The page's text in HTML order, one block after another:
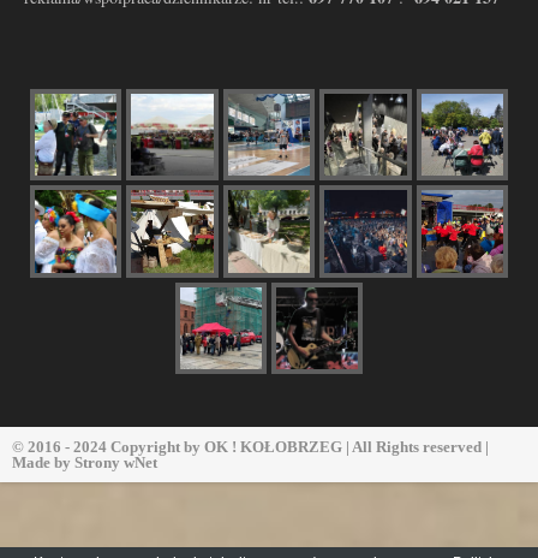
© 2016 - 2024 Copyright by OK ! KOŁOBRZEG | All Rights reserved |
Made by Strony wNet